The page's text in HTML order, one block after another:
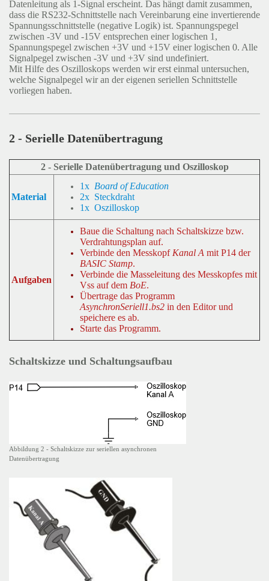
Datenleitung als 1-Signal erscheint. Das hängt damit zusammen,
dass die RS232-Schnittstelle nach Vereinbarung eine invertierende
Spannungsschnittstelle (negative Logik) ist. Spannungspegel
zwischen -3V und -15V entsprechen einer logischen 1,
Spannungspegel zwischen +3V und +15V einer logischen 0. Alle
Signalpegel zwischen -3V und +3V sind undefiniert.
Mit Hilfe des Oszilloskops werden wir erst einmal untersuchen,
welche Signalpegel wir an der eigenen seriellen Schnittstelle
vorliegen haben.
2 - Serielle Datenübertragung
2 - Serielle Datenübertragung und Oszilloskop
Material
1x Board of Education
2x Steckdraht
1x Oszilloskop
Aufgaben
Baue die Schaltung nach Schaltskizze bzw.
Verdrahtungsplan auf.
Verbinde den Messkopf Kanal A mit P14 der
BASIC Stamp.
Verbinde die Masseleitung des Messkopfes mit
Vss auf dem BoE.
Übertrage das Programm
AsynchronSeriell1.bs2 in den Editor und
speichere es ab.
Starte das Programm.
Schaltskizze und Schaltungsaufbau
Abbildung 2 - Schaltskizze zur seriellen asynchronen
Datenübertragung